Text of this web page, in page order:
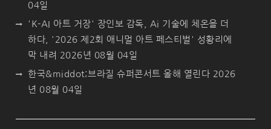
04일
'K-AI 아트 거장' 장인보 감독, Ai 기술에 체온을 더
하다, '2026 제2회 애니멀 아트 페스티벌' 성황리에
막 내려 2026년 08월 04일
한국&middot;브라질 슈퍼콘서트 올해 열린다 2026
년 08월 04일